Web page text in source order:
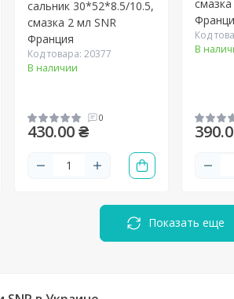
сальник 30*52*8.5/10.5,
смазка 2 мл SNR
Франция
Код товара: 20377
В наличии
0
430.00 ₴
Код
В
Показать еще